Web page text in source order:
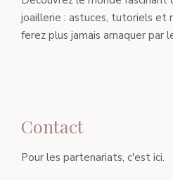
joaillerie : astuces, tutoriels et
ferez plus jamais arnaquer par
Contact
Pour les partenariats, c'est ici.